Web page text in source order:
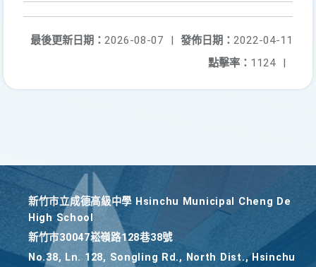
發佈日期： 2022-04-11
最後更新日期： 2026-08-07
|
點擊率： 1124 |
新竹巿立成德高級中學 Hsinchu Municipal Cheng De
High School
新竹巿30047崧嶺路128巷38號
No.38, Ln. 128, Songling Rd., North Dist., Hsinchu